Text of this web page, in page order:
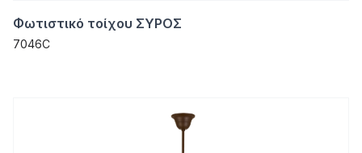
Φωτιστικό τοίχου ΣΥΡΟΣ
7046C